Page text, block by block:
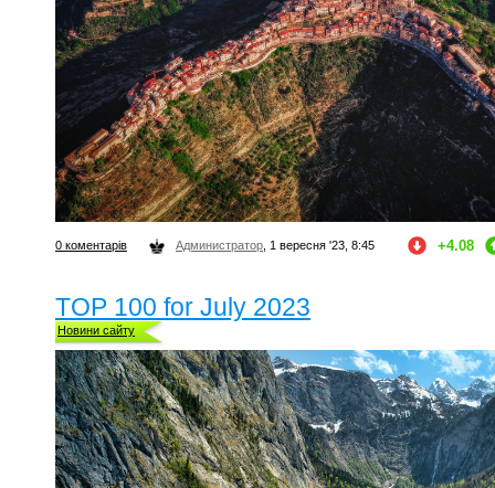
0 коментарів Администратор , 1 вересня '23, 8:45 +4.08
TOP 100 for July 2023
Новини сайту